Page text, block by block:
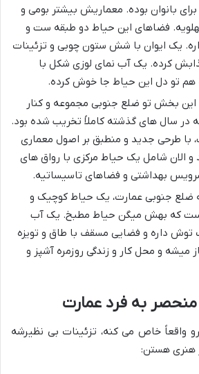
بانوان بوده. معماریش بیشتر بومی و
فضاهای این حیاط دو طبقه ست و
یک ایوان با شش ستون چوبی و تزئینات
کرده. یک آب نمای لوزی شکل با
هم تو دل این حیاط جا خوش کرده.
این بخش تو ضلع جنوبی مجموعه و کنار
در سال های گذشته کاملاً تخریب شده بود.
با طرحی جدید و منطبق بر اصول معماری
و الان شامل یک حیاط مرکزی با رواق های
سرویس بهداشتی و فضاهای تاسیساتیه.
ضلع جنوبی عمارت، یک حیاط کوچیک و
که بهش میگن حیاط مطبخ. یک آب
توش داره و فضایی مسقف با طاق و تویزه
میشه و محل کار و زندگی روزمره آشپز و
منحصر به فرد عمارت
واقعاً خاص می کنه، تزئینات بی نظیرشه
هنری هستن: